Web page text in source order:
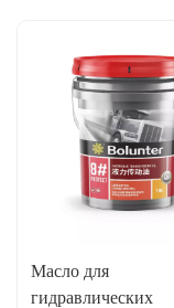
Масло для
гидравлических